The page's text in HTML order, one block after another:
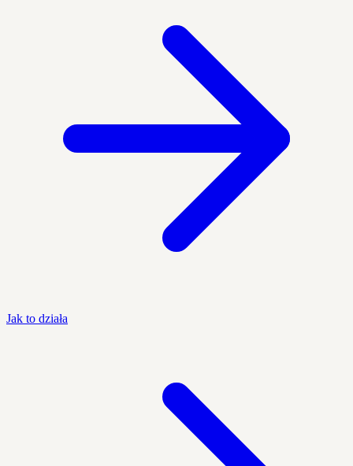
Jak to działa